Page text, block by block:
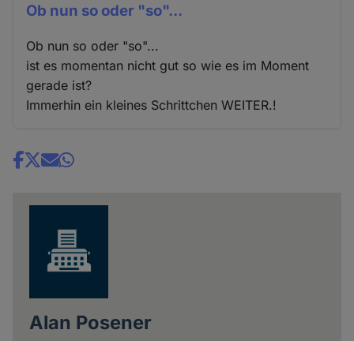
Ob nun so oder "so"...
Ob nun so oder "so"...
ist es momentan nicht gut so wie es im Moment
gerade ist?
Immerhin ein kleines Schrittchen WEITER.!
Share
Alan Posener